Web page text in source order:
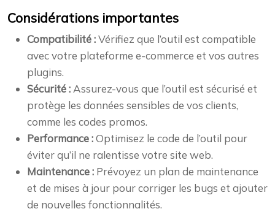
Considérations importantes
Compatibilité :Vérifiez que l’outil est compatible
avec votre plateforme e-commerce et vos autres
plugins.
Sécurité :Assurez-vous que l’outil est sécurisé et
protège les données sensibles de vos clients,
comme les codes promos.
Performance :Optimisez le code de l’outil pour
éviter qu’il ne ralentisse votre site web.
Maintenance : Prévoyez un plan de maintenance
et de mises à jour pour corriger les bugs et ajouter
de nouvelles fonctionnalités.